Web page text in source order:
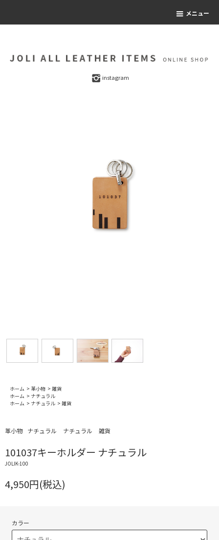
メニュー
instagram
ホーム > 革小物 > 雑貨
ホーム > ナチュラル
ホーム > ナチュラル > 雑貨
革小物 ナチュラル ナチュラル 雑貨
101037キーホルダー ナチュラル
JOLIK-100
4,950円(税込)
カラー